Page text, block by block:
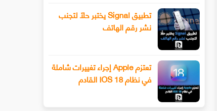
تعرف على الشكل الجديد للإصدار القادم
لويندوز 10 وميزات أخرى التي تقترحها
مايكروسوفت
اسهل طريقة لتجاوز كلمة المرور
للويندوز 10 او باقي النسخ الاخرى
تطبيق Signal يختبر حلًا لتجنب
نشر رقم الهاتف
تعتزم Apple إجراء تغييرات شاملة
في نظام IOS 18 القادم